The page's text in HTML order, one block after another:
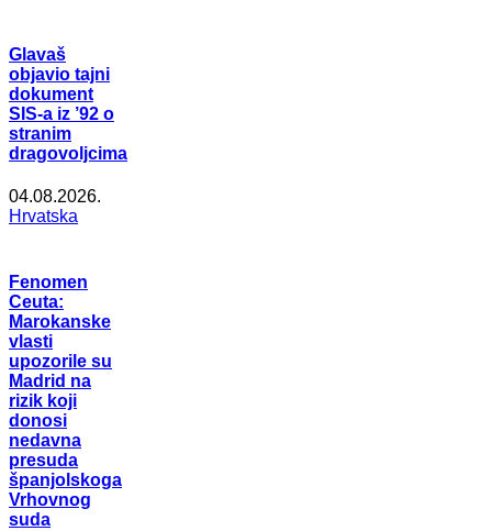
Glavaš
objavio tajni
dokument
SIS-a iz ’92 o
stranim
dragovoljcima
04.08.2026.
Hrvatska
Fenomen
Ceuta:
Marokanske
vlasti
upozorile su
Madrid na
rizik koji
donosi
nedavna
presuda
španjolskoga
Vrhovnog
suda